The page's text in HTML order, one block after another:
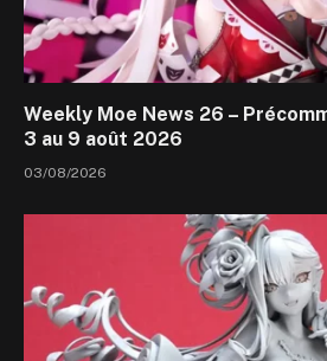
Weekly Moe News 26 –
3 au 9 août 2026
03/08/2026